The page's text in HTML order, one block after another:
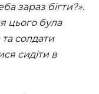
зараз бігти?».
цього була
та солдати
сидіти в